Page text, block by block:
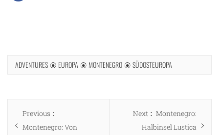
ADVENTURES EUROPA MONTENEGRO SÜDOSTEUROPA
Beitragsnavigation
Previous
post:
Montenegro: Von
Next
Next
post:
Montenegro:
Halbinsel Lustica